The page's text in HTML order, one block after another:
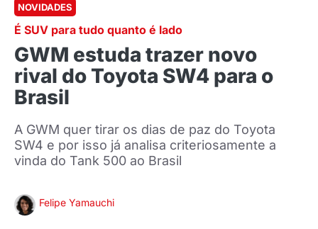
NOVIDADES
É SUV para tudo quanto é lado
GWM estuda trazer novo
rival do Toyota SW4 para o
Brasil
A GWM quer tirar os dias de paz do Toyota
SW4 e por isso já analisa criteriosamente a
vinda do Tank 500 ao Brasil
Felipe Yamauchi